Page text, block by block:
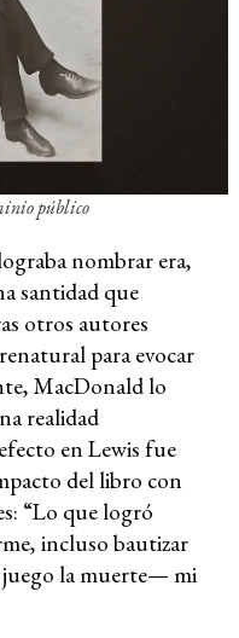
público
nombrar era,
santidad que
otros autores
para evocar
MacDonald lo
realidad
en Lewis fue
del libro con
“Lo que logró
incluso bautizar
la muerte— mi